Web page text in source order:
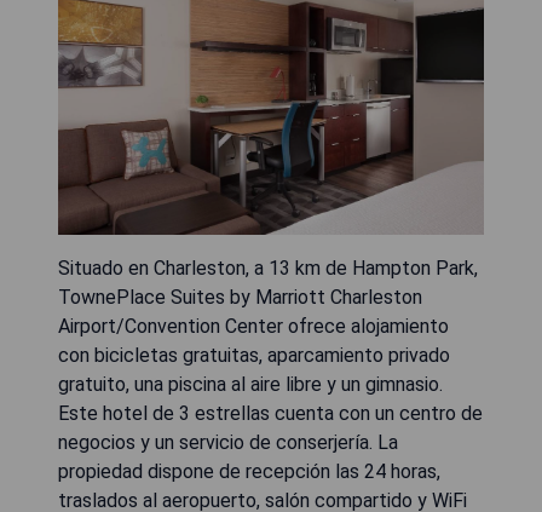
Situado en Charleston, a 13 km de Hampton Park,
TownePlace Suites by Marriott Charleston
Airport/Convention Center ofrece alojamiento
con bicicletas gratuitas, aparcamiento privado
gratuito, una piscina al aire libre y un gimnasio.
Este hotel de 3 estrellas cuenta con un centro de
negocios y un servicio de conserjería. La
propiedad dispone de recepción las 24 horas,
traslados al aeropuerto, salón compartido y WiFi